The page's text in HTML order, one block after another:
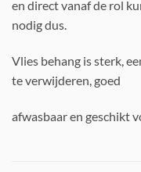
en direct vanaf de rol
nodig dus.
Vlies behang is sterk,
te verwijderen, goed
afwasbaar en geschikt